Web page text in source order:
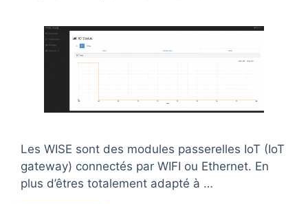
Les WISE sont des modules passerelles IoT (IoT
gateway) connectés par WIFI ou Ethernet. En
plus d’êtres totalement adapté à …